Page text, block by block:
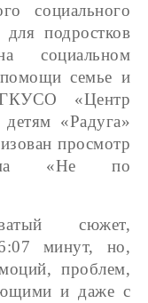
социального
подростков
социальном
семье и
«Центр
«Радуга»
просмотр
«Не по
сюжет,
минут, но,
проблем,
и даже с